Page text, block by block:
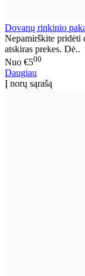
Dovanų rinkinio
Nepamirškite pridėti
atskiras prekes. Dė..
Nuo €500
Daugiau
Į norų sąrašą